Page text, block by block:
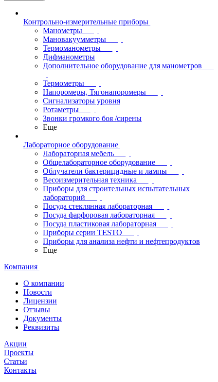
Контрольно-измерительные приборы
Манометры
Мановакуумметры
Термоманометры
Дифманометры
Дополнительное оборудование для манометров
Термометры
Напоромеры, Тягонапоромеры
Сигнализаторы уровня
Ротаметры
Звонки громкого боя /сирены
Еще
Лабораторное оборудование
Лабораторная мебель
Общелабораторное оборудование
Облучатели бактерицидные и лампы
Весоизмерительная техника
Приборы для строительных испытательных
лабораторий
Посуда стеклянная лабораторная
Посуда фарфоровая лабораторная
Посуда пластиковая лабораторная
Приборы серии TESTO
Приборы для анализа нефти и нефтепродуктов
Еще
Компания
О компании
Новости
Лицензии
Отзывы
Документы
Реквизиты
Акции
Проекты
Статьи
Контакты